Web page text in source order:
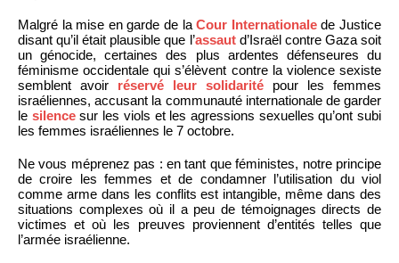
Malgré la mise en garde de laCour Internationalede Justice
disant qu’il était plausible que l’assautd’Israël contre Gaza soit
un génocide, certaines des plus ardentes défenseures du
féminisme occidentale qui s’élèvent contre la violence sexiste
semblent avoir réservé leur solidarité pour les femmes
israéliennes, accusant la communauté internationale de garder
le silencesur les viols et les agressions sexuelles qu’ont subi
les femmes israéliennes le 7 octobre.
Ne vous méprenez pas : en tant que féministes, notre principe
de croire les femmes et de condamner l’utilisation du viol
comme arme dans les conflits est intangible, même dans des
situations complexes où il a peu de témoignages directs de
victimes et où les preuves proviennent d’entités telles que
l’armée israélienne.